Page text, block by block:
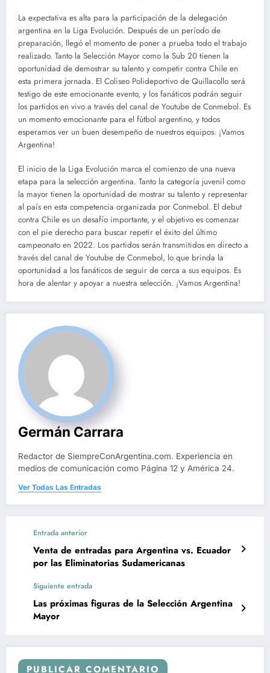
La expectativa es alta para la participación de la delegación
argentina en la Liga Evolución. Después de un período de
preparación, llegó el momento de poner a prueba todo el trabajo
realizado. Tanto la Selección Mayor como la Sub 20 tienen la
oportunidad de demostrar su talento y competir contra Chile en
esta primera jornada. El Coliseo Polideportivo de Quillacollo será
testigo de este emocionante evento, y los fanáticos podrán seguir
los partidos en vivo a través del canal de Youtube de Conmebol. Es
un momento emocionante para el fútbol argentino, y todos
esperamos ver un buen desempeño de nuestros equipos. ¡Vamos
Argentina!
El inicio de la Liga Evolución marca el comienzo de una nueva
etapa para la selección argentina. Tanto la categoría juvenil como
la mayor tienen la oportunidad de mostrar su talento y representar
al país en esta competencia organizada por Conmebol. El debut
contra Chile es un desafío importante, y el objetivo es comenzar
con el pie derecho para buscar repetir el éxito del último
campeonato en 2022. Los partidos serán transmitidos en directo a
través del canal de Youtube de Conmebol, lo que brinda la
oportunidad a los fanáticos de seguir de cerca a sus equipos. Es
hora de alentar y apoyar a nuestra selección. ¡Vamos Argentina!
Germán Carrara
Redactor de SiempreConArgentina.com. Experiencia en
medios de comunicación como Página 12 y América 24.
Ver Todas Las Entradas
Entrada anterior
Venta de entradas para Argentina vs. Ecuador
por las Eliminatorias Sudamericanas
Siguiente entrada
Las próximas figuras de la Selección Argentina
Mayor
PUBLICAR COMENTARIO